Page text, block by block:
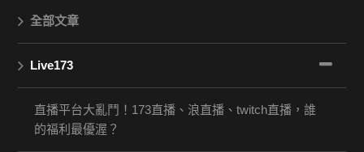
全部文章
Live173
直播平台大亂鬥！173直播、浪直播、twitch直播，誰
的福利最優渥？